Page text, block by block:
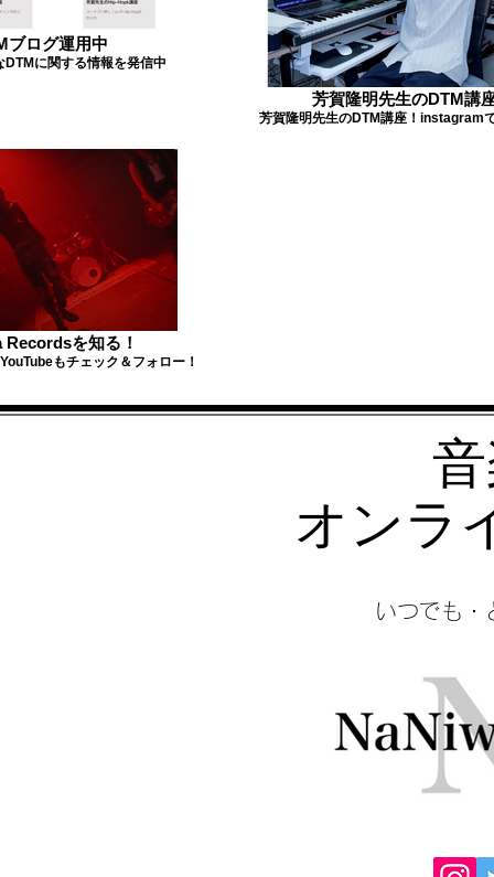
ブログ運用中
DTMに関する情報を発信中
芳賀隆明先生のDTM講
芳賀隆明先生のDTM講座！instagram
Recordsを知る！
もチェック＆フォロー！
いつでも・
オンラ